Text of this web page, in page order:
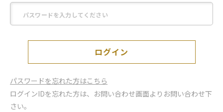
ログイン
パスワードを忘れた方はこちら
ログインIDを忘れた方は、お問い合わせ画面よりお問い合わせ下
さい。